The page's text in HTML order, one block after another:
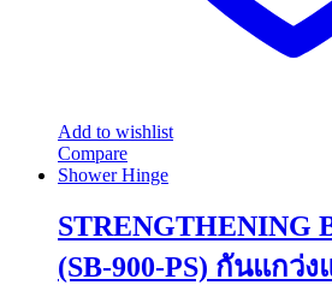
Add to wishlist
Compare
Shower Hinge
STRENGTHENING
(SB-900-PS) กันแกว่